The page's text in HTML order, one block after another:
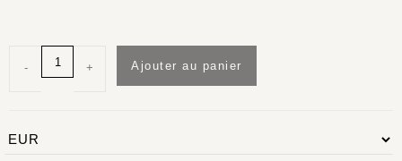
- + Ajouter au panier